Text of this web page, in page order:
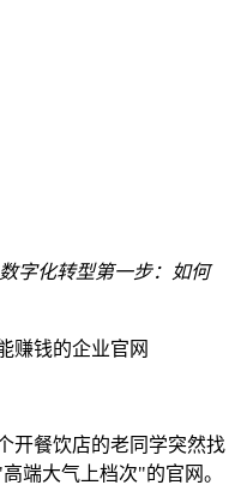
数字化转型第一步：如何
赚钱的企业官网
开餐饮店的老同学突然找
端大气上档次"的官网。